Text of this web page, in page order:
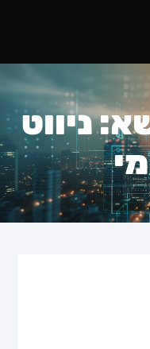
ניווט